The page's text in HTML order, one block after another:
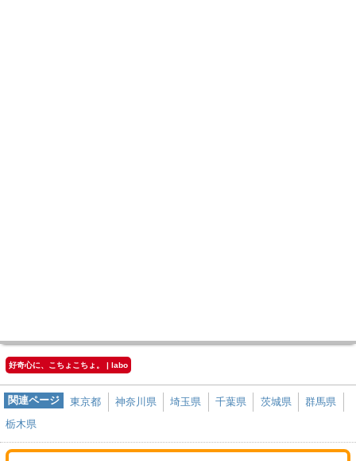
好奇心に、こちょこちょ。 | labo
関連ページ 東京都 神奈川県 埼玉県 千葉県 茨城県
群馬県
栃木県